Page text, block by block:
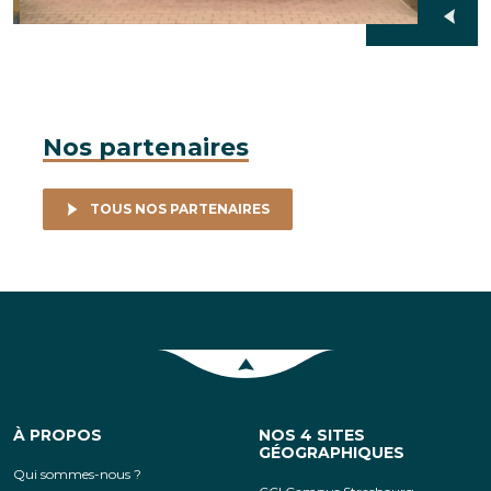
Nos partenaires
TOUS NOS PARTENAIRES
Retour en haut de la page
À PROPOS
Qui sommes-nous ?
NOS 4 SITES
GÉOGRAPHIQUES